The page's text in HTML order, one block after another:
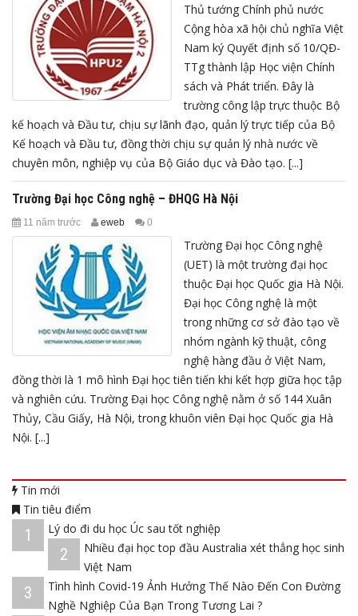
Thủ tướng Chính phủ nước
Cộng hòa xã hội chủ nghĩa Việt
Nam ký Quyết định số 10/QĐ-
TTg thành lập Học viện Chính
sách và Phát triển. Đây là
trường công lập trực thuộc Bộ
kế hoạch và Đầu tư, chịu sự lãnh đạo, quản lý trực tiếp của Bộ
Kế hoạch và Đầu tư, đồng thời chịu sự quản lý nhà nước về
chuyên môn, nghiệp vụ của Bộ Giáo dục và Đào tạo. [...]
Trường Đại học Công nghệ – ĐHQG Hà Nội
11 năm trước eweb 0
Trường Đại học Công nghệ
(UET) là một trường đại học
thuộc Đại học Quốc gia Hà Nội.
Đại học Công nghệ là một
trong những cơ sở đào tạo về
nhóm ngành kỹ thuật, công
nghệ hàng đầu ở Việt Nam,
đồng thời là 1 mô hình Đại học tiên tiến khi kết hợp giữa học tập
và nghiên cứu. Trường Đại học Công nghệ nằm ở số 144 Xuân
Thủy, Cầu Giấy, Hà Nội, trong khuôn viên Đại học Quốc gia Hà
Nội. [...]
Tin mới
Tin tiêu điểm
1 Lý do đi du học Úc sau tốt nghiệp
2
Nhiều đại học top đầu Australia xét thẳng học sinh
Việt Nam
3
Tình hình Covid-19 Ảnh Hưởng Thế Nào Đến Con Đường
Nghề Nghiệp Của Bạn Trong Tương Lai ?